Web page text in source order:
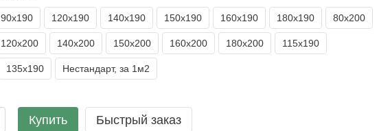
90х190 120х190 140х190 150х190 160х190 180х190 80х200
120х200 140х200 150х200 160х200 180х200 115х190
135х190 Нестандарт, за 1м2
Купить Быстрый заказ